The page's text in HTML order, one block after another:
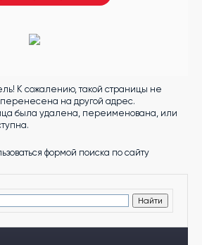
К сожалению, такой страницы не
на другой адрес.
была удалена, переименована, или
формой поиска по сайту